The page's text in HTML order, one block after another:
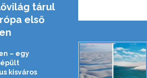
tárul
első
– egy
kisváros